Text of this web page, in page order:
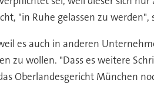
"in Ruhe gelassen zu werden",
es auch in anderen
zu wollen. "Dass es weitere
Oberlandesgericht München